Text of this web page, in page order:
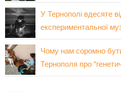
У Тернополі вдесяте
експериментальної
Чому нам соромно
Тернополя про